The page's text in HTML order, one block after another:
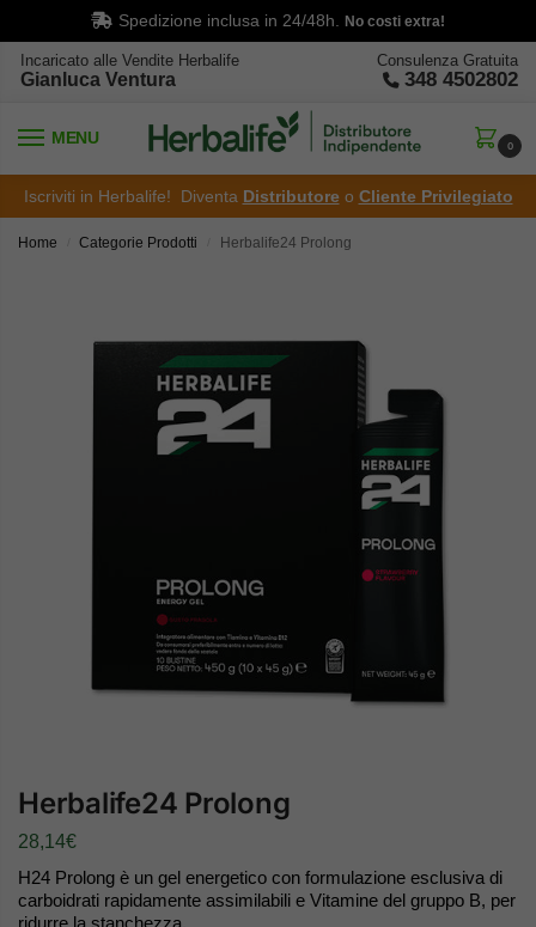
Spedizione inclusa in 24/48h. No costi extra!
Incaricato alle Vendite Herbalife
Gianluca Ventura
Consulenza Gratuita
348 4502802
MENU 0
Iscriviti in Herbalife! Diventa Distributore o Cliente Privilegiato
Home Categorie Prodotti Herbalife24 Prolong
Herbalife24 Prolong
28,14€
H24 Prolong è un gel energetico con formulazione esclusiva di
carboidrati rapidamente assimilabili e Vitamine del gruppo B, per
ridurre la stanchezza.